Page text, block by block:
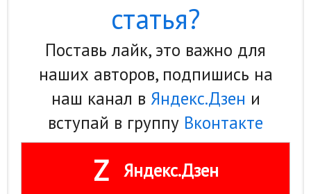
статья?
Поставь лайк, это важно для
наших авторов, подпишись на
наш канал в Яндекс.Дзен и
вступай в группу Вконтакте
Z Яндекс.Дзен